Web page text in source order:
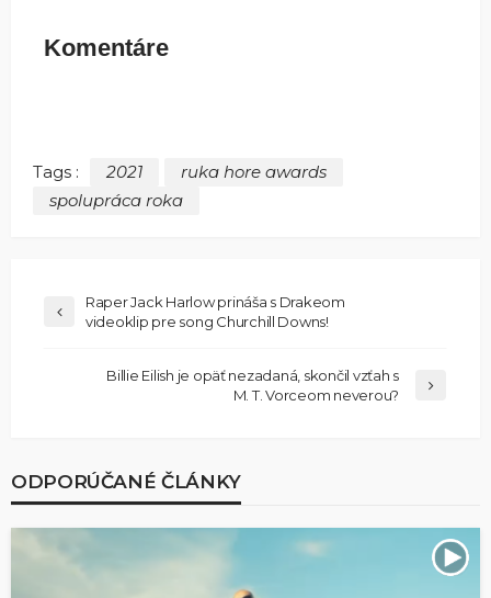
Komentáre
Tags : 2021
ruka hore awards
spolupráca roka
Raper Jack Harlow prináša s Drakeom
videoklip pre song Churchill Downs!
Billie Eilish je opäť nezadaná, skončil vzťah s
M. T. Vorceom neverou?
ODPORÚČANÉ ČLÁNKY